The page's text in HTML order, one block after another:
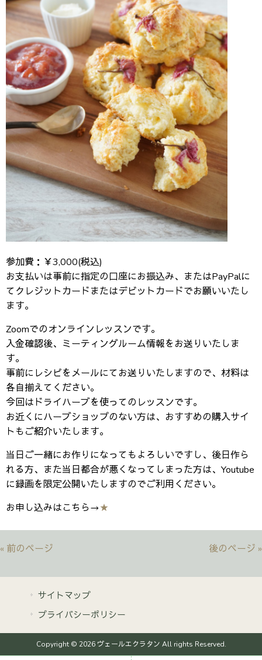
参加費：￥3,000(税込)
お支払いは事前に指定の口座にお振込み、またはPayPalに
てクレジットカードまたはデビットカードでお願いいたし
ます。
Zoomでのオンラインレッスンです。
入金確認後、ミーティングルーム情報をお送りいたしま
す。
事前にレシピをメールにてお送りいたしますので、材料は
各自揃えてください。
今回はドライハーブを使ってのレッスンです。
お近くにハーブショップのない方は、おすすめの購入サイ
トもご紹介いたします。
当日ご一緒にお作りになってもよろしいですし、後日作ら
れる方、また当日都合が悪くなってしまった方は、Youtube
に録画を限定公開いたしますのでご利用ください。
お申し込みはこちら→★
« 前のページ 後のページ »
サイトマップ
プライバシーポリシー
Copyright © 2026 ヴェールエクラタン All rights Reserved.